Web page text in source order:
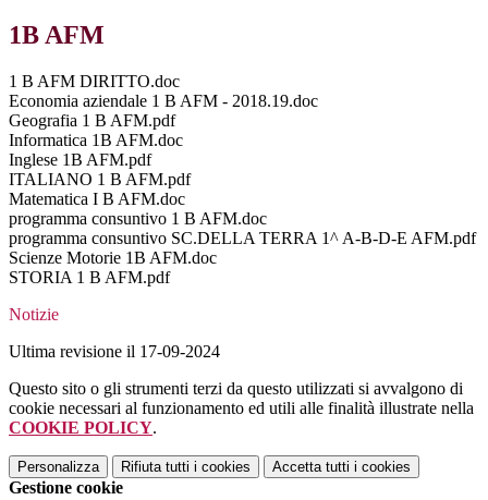
1B AFM
1 B AFM DIRITTO.doc
Economia aziendale 1 B AFM - 2018.19.doc
Geografia 1 B AFM.pdf
Informatica 1B AFM.doc
Inglese 1B AFM.pdf
ITALIANO 1 B AFM.pdf
Matematica I B AFM.doc
programma consuntivo 1 B AFM.doc
programma consuntivo SC.DELLA TERRA 1^ A-B-D-E AFM.pdf
Scienze Motorie 1B AFM.doc
STORIA 1 B AFM.pdf
Notizie
Ultima revisione il 17-09-2024
Questo sito o gli strumenti terzi da questo utilizzati si avvalgono di
cookie necessari al funzionamento ed utili alle finalità illustrate nella
COOKIE POLICY.
Personalizza Rifiuta tutti i cookies Accetta tutti i cookies
Gestione cookie